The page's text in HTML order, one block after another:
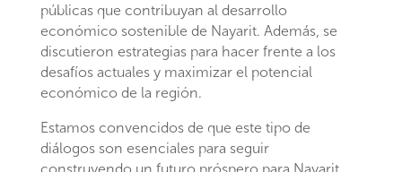
públicas que contribuyan al desarrollo
económico sostenible de Nayarit. Además, se
discutieron estrategias para hacer frente a los
desafíos actuales y maximizar el potencial
económico de la región.
Estamos convencidos de que este tipo de
diálogos son esenciales para seguir